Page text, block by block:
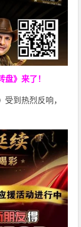
盘》来了！
受到热烈反响，